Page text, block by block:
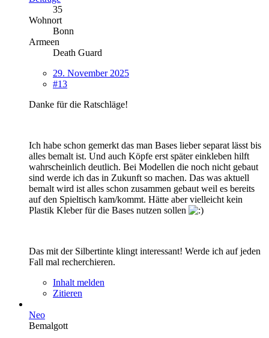
35
Wohnort
Bonn
Armeen
Death Guard
29. November 2025
#13
Danke für die Ratschläge!
Ich habe schon gemerkt das man Bases lieber separat lässt bis
alles bemalt ist. Und auch Köpfe erst später einkleben hilft
wahrscheinlich deutlich. Bei Modellen die noch nicht gebaut
sind werde ich das in Zukunft so machen. Das was aktuell
bemalt wird ist alles schon zusammen gebaut weil es bereits
auf den Spieltisch kam/kommt. Hätte aber vielleicht kein
Plastik Kleber für die Bases nutzen sollen
Das mit der Silbertinte klingt interessant! Werde ich auf jeden
Fall mal recherchieren.
Inhalt melden
Zitieren
Neo
Bemalgott